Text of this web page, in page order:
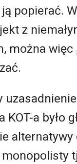
ją popierać.
z
można więc
KOT-a było
alternatywy